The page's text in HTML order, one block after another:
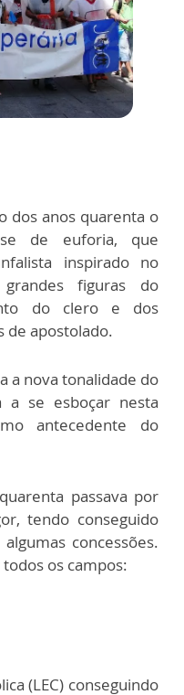
dos anos quarenta o
de euforia, que
inspirado no
figuras do
do clero e dos
de apostolado.
a nova tonalidade do
a se esboçar nesta
antecedente do
passava por
tendo conseguido
concessões.
os campos:
(LEC) conseguindo